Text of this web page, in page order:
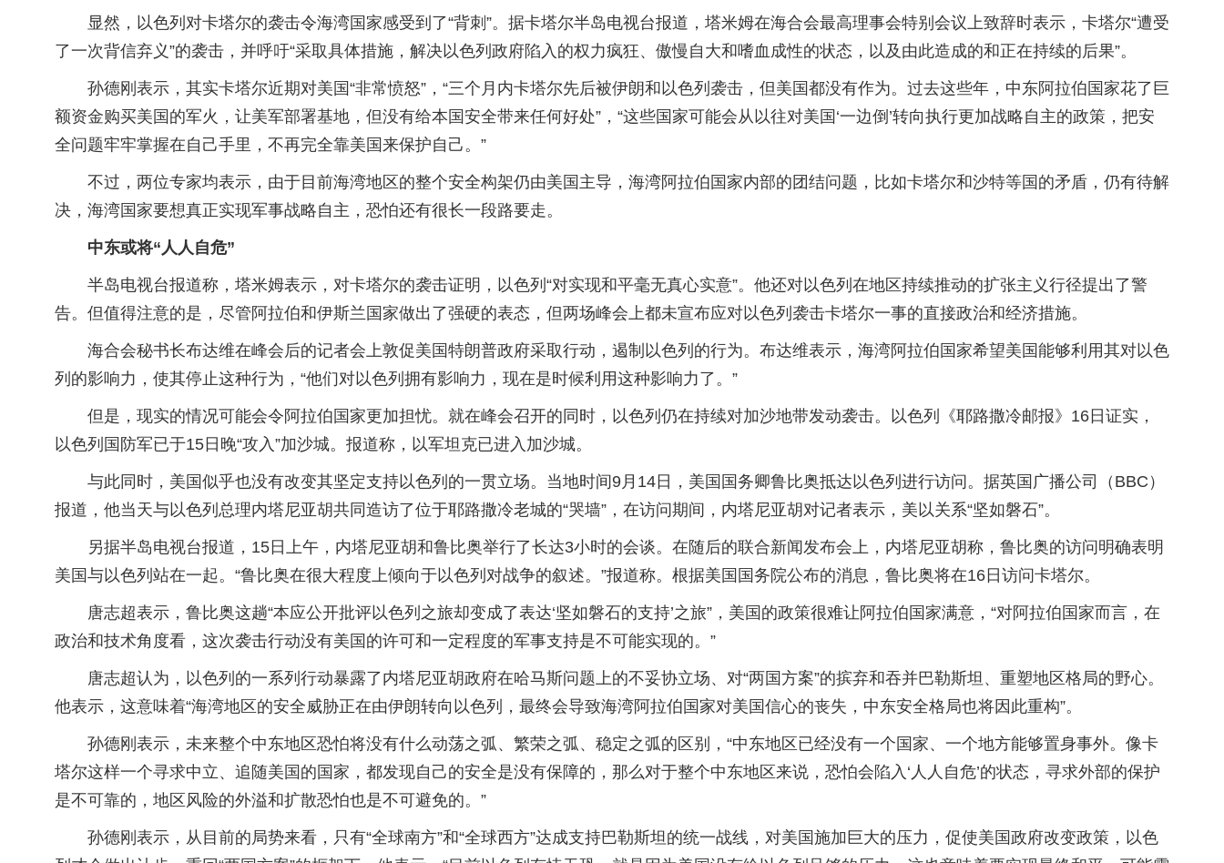
显然，以色列对卡塔尔的袭击令海湾国家感受到了“背刺”。据卡塔尔半岛电视台报道，塔米姆在海合会最高理事会特别会议上致辞时表示，卡塔尔“遭受
了一次背信弃义”的袭击，并呼吁“采取具体措施，解决以色列政府陷入的权力疯狂、傲慢自大和嗜血成性的状态，以及由此造成的和正在持续的后果”。
孙德刚表示，其实卡塔尔近期对美国“非常愤怒”，“三个月内卡塔尔先后被伊朗和以色列袭击，但美国都没有作为。过去这些年，中东阿拉伯国家花了巨
额资金购买美国的军火，让美军部署基地，但没有给本国安全带来任何好处”，“这些国家可能会从以往对美国‘一边倒’转向执行更加战略自主的政策，把安
全问题牢牢掌握在自己手里，不再完全靠美国来保护自己。”
不过，两位专家均表示，由于目前海湾地区的整个安全构架仍由美国主导，海湾阿拉伯国家内部的团结问题，比如卡塔尔和沙特等国的矛盾，仍有待解
决，海湾国家要想真正实现军事战略自主，恐怕还有很长一段路要走。
中东或将“人人自危”
半岛电视台报道称，塔米姆表示，对卡塔尔的袭击证明，以色列“对实现和平毫无真心实意”。他还对以色列在地区持续推动的扩张主义行径提出了警
告。但值得注意的是，尽管阿拉伯和伊斯兰国家做出了强硬的表态，但两场峰会上都未宣布应对以色列袭击卡塔尔一事的直接政治和经济措施。
海合会秘书长布达维在峰会后的记者会上敦促美国特朗普政府采取行动，遏制以色列的行为。布达维表示，海湾阿拉伯国家希望美国能够利用其对以色
列的影响力，使其停止这种行为，“他们对以色列拥有影响力，现在是时候利用这种影响力了。”
但是，现实的情况可能会令阿拉伯国家更加担忧。就在峰会召开的同时，以色列仍在持续对加沙地带发动袭击。以色列《耶路撒冷邮报》16日证实，
以色列国防军已于15日晚“攻入”加沙城。报道称，以军坦克已进入加沙城。
与此同时，美国似乎也没有改变其坚定支持以色列的一贯立场。当地时间9月14日，美国国务卿鲁比奥抵达以色列进行访问。据英国广播公司（BBC）
报道，他当天与以色列总理内塔尼亚胡共同造访了位于耶路撒冷老城的“哭墙”，在访问期间，内塔尼亚胡对记者表示，美以关系“坚如磐石”。
另据半岛电视台报道，15日上午，内塔尼亚胡和鲁比奥举行了长达3小时的会谈。在随后的联合新闻发布会上，内塔尼亚胡称，鲁比奥的访问明确表明
美国与以色列站在一起。“鲁比奥在很大程度上倾向于以色列对战争的叙述。”报道称。根据美国国务院公布的消息，鲁比奥将在16日访问卡塔尔。
唐志超表示，鲁比奥这趟“本应公开批评以色列之旅却变成了表达‘坚如磐石的支持’之旅”，美国的政策很难让阿拉伯国家满意，“对阿拉伯国家而言，在
政治和技术角度看，这次袭击行动没有美国的许可和一定程度的军事支持是不可能实现的。”
唐志超认为，以色列的一系列行动暴露了内塔尼亚胡政府在哈马斯问题上的不妥协立场、对“两国方案”的摈弃和吞并巴勒斯坦、重塑地区格局的野心。
他表示，这意味着“海湾地区的安全威胁正在由伊朗转向以色列，最终会导致海湾阿拉伯国家对美国信心的丧失，中东安全格局也将因此重构”。
孙德刚表示，未来整个中东地区恐怕将没有什么动荡之弧、繁荣之弧、稳定之弧的区别，“中东地区已经没有一个国家、一个地方能够置身事外。像卡
塔尔这样一个寻求中立、追随美国的国家，都发现自己的安全是没有保障的，那么对于整个中东地区来说，恐怕会陷入‘人人自危’的状态，寻求外部的保护
是不可靠的，地区风险的外溢和扩散恐怕也是不可避免的。”
孙德刚表示，从目前的局势来看，只有“全球南方”和“全球西方”达成支持巴勒斯坦的统一战线，对美国施加巨大的压力，促使美国政府改变政策，以色